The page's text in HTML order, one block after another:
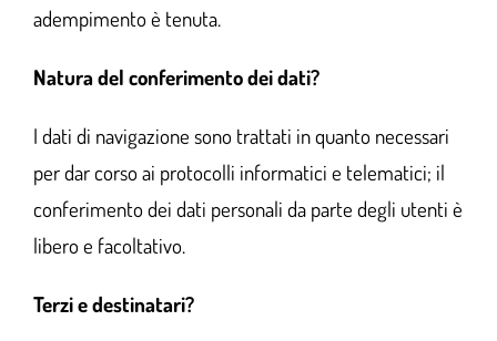
adempimento è tenuta.
Natura del conferimento dei dati?
I dati di navigazione sono trattati in quanto necessari
per dar corso ai protocolli informatici e telematici; il
conferimento dei dati personali da parte degli utenti è
libero e facoltativo.
Terzi e destinatari?